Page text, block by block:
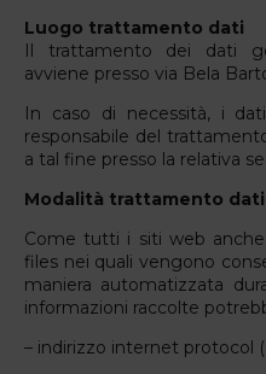
Luogo trattamento dati
Il trattamento dei dati
avviene presso via Bela
In caso di necessità, i
responsabile del
a tal fine presso la relativa
Modalità trattamento dati
Come tutti i siti web
files nei quali vengono
maniera automatizzata
informazioni raccolte
– indirizzo internet protocol